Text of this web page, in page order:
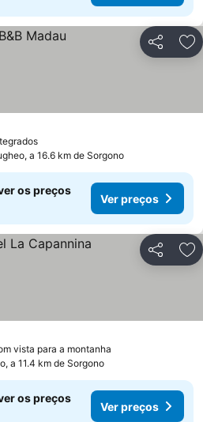
Partilhar
a 16.6 km de Sorgono
os preços
Ver preços
Partilhar
vista para a montanha
a 11.4 km de Sorgono
os preços
Ver preços